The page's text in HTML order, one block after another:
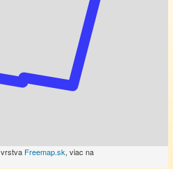
vrstva Freemap.sk, viac na